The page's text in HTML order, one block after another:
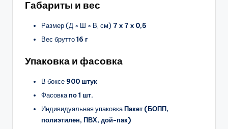
Габариты и вес
Размер (Д × Ш × В, см) 7 х 7 х 0,5
Вес брутто16 г
Упаковка и фасовка
В боксе 900 штук
Фасовкапо 1 шт.
Индивидуальная упаковкаПакет (БОПП,
полиэтилен, ПВХ, дой-пак)